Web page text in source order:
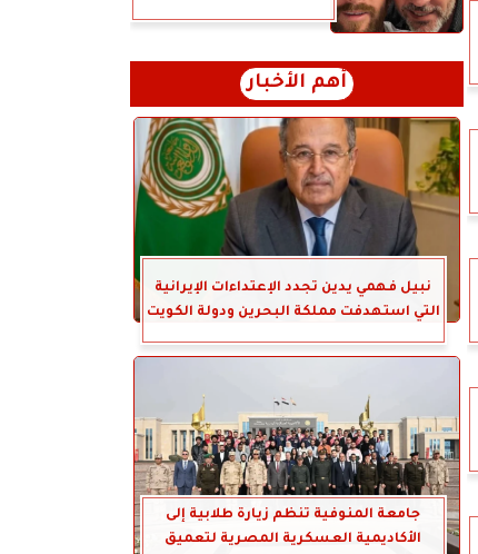
أهم الأخبار
نبيل فهمي يدين تجدد الإعتداءات الإيرانية
التي استهدفت مملكة البحرين ودولة الكويت
جامعة المنوفية تنظم زيارة طلابية إلى
الأكاديمية العسكرية المصرية لتعميق